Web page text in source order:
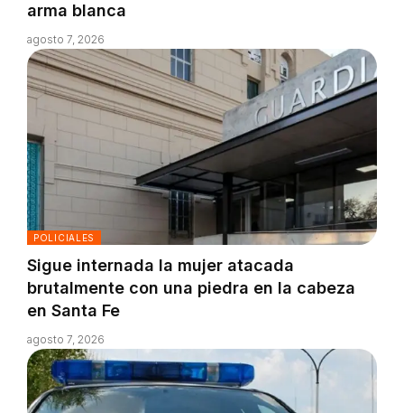
arma blanca
agosto 7, 2026
POLICIALES
Sigue internada la mujer atacada
brutalmente con una piedra en la cabeza
en Santa Fe
agosto 7, 2026